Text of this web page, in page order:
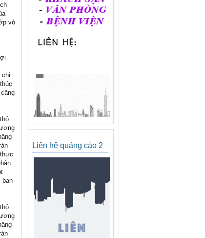
vỏ
chỉ
ban
Liên hệ quảng cáo 2